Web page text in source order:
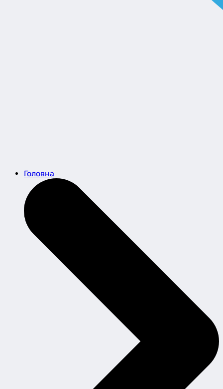
Головна